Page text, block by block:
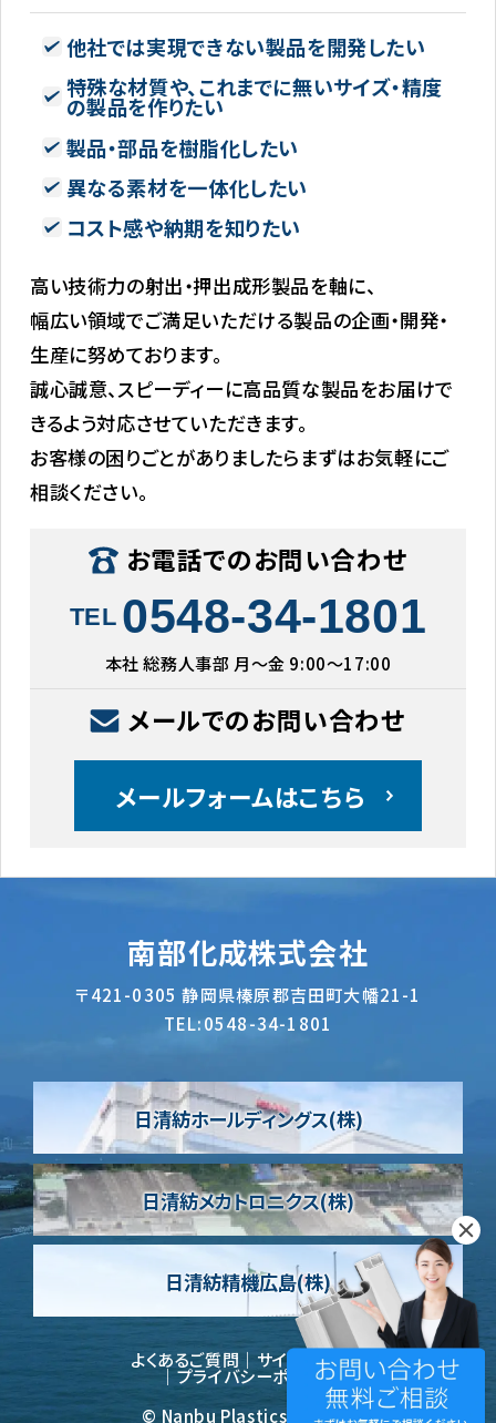
他社では実現できない製品を開発したい
特殊な材質や、これまでに無いサイズ・精度
の製品を作りたい
製品・部品を樹脂化したい
異なる素材を一体化したい
コスト感や納期を知りたい
高い技術力の射出・押出成形製品を軸に、
幅広い領域でご満足いただける製品の企画・開発・
生産に努めております。
誠心誠意、スピーディーに高品質な製品をお届けで
きるよう対応させていただきます。
お客様の困りごとがありましたらまずはお気軽にご
相談ください。
お電話でのお問い合わせ
TEL 0548-34-1801
本社 総務人事部 月〜金 9:00〜17:00
メールでのお問い合わせ
メールフォームはこちら
日清紡ホールディングス(株)
日清紡メカトロニクス(株)
日清紡精機広島(株)
南部化成株式会社
〒421-0305 静岡県榛原郡吉田町大幡21-1
TEL:0548-34-1801
よくあるご質問 サイトポリシー
プライバシーポリシー
© Nanbu Plastics co.,ltd.